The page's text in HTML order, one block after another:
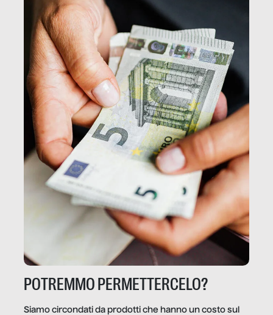
POTREMMO PERMETTERCELO?
Siamo circondati da prodotti che hanno un costo sul